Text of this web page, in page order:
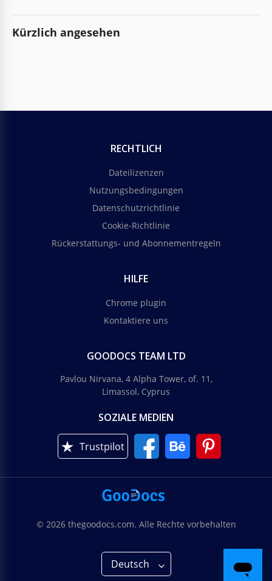
Kürzlich angesehen
RECHTLICH
Dateilizenzen
Nutzungsbedingungen
Datenschutzrichtlinie
Cookie-Richtlinie
Rückerstattungs- und Abonnementregeln
HILFE
Chrome plugin
Kontaktiere uns
GOODOCS TEAM LTD
Pavlou Nirvana, 4 Alpha Tower, of. 11,
Limassol, Cyprus
SOZIALE MEDIEN
Trustpilot
© 2026 thegoodocs.com. Alle Rechte vorbehalten
Deutsch